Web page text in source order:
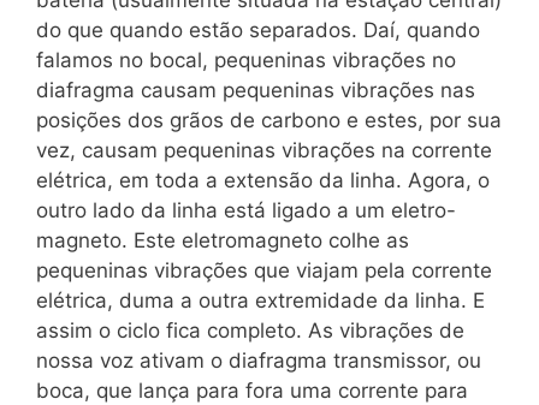
do que quando estão separados. Daí, quando
falamos no bocal, pequeninas vibrações no
diafragma causam pequeninas vibrações nas
posições dos grãos de carbono e estes, por sua
vez, causam pequeninas vibrações na corrente
elétrica, em toda a extensão da linha. Agora, o
outro lado da linha está ligado a um eletro-
magneto. Este eletromagneto colhe as
pequeninas vibrações que viajam pela corrente
elétrica, duma a outra extremidade da linha. E
assim o ciclo fica completo. As vibrações de
nossa voz ativam o diafragma transmissor, ou
boca, que lança para fora uma corrente para